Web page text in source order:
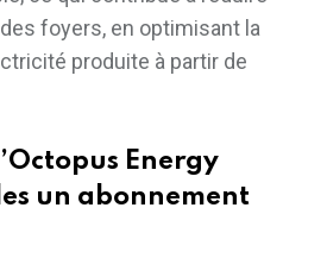
foyers, en optimisant la
produite à partir de
Energy
un abonnement